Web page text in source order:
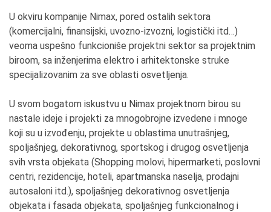
U okviru kompanije Nimax, pored ostalih sektora
(komercijalni, finansijski, uvozno-izvozni, logistički itd…)
veoma uspešno funkcioniše projektni sektor sa projektnim
biroom, sa inženjerima elektro i arhitektonske struke
specijalizovanim za sve oblasti osvetljenja.
U svom bogatom iskustvu u Nimax projektnom birou su
nastale ideje i projekti za mnogobrojne izvedene i mnoge
koji su u izvođenju, projekte u oblastima unutrašnjeg,
spoljašnjeg, dekorativnog, sportskog i drugog osvetljenja
svih vrsta objekata (Shopping molovi, hipermarketi, poslovni
centri, rezidencije, hoteli, apartmanska naselja, prodajni
autosaloni itd.), spoljašnjeg dekorativnog osvetljenja
objekata i fasada objekata, spoljašnjeg funkcionalnog i